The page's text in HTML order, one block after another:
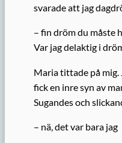
svarade att jag
– fin dröm du måste
Var jag delaktig i
Maria tittade på mig.
fick en inre syn av
Sugandes och
– nä, det var bara jag